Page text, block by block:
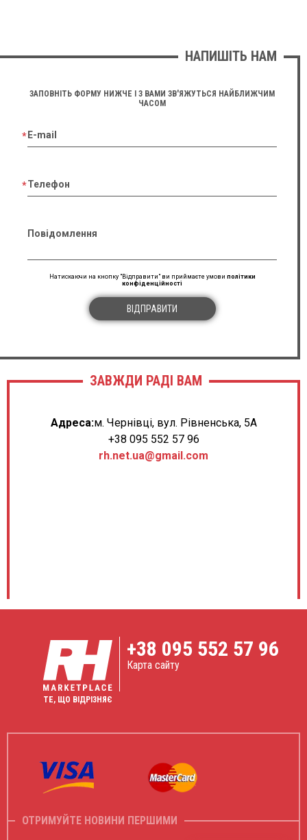
НАПИШІТЬ НАМ
ЗАПОВНІТЬ ФОРМУ НИЖЧЕ І З ВАМИ ЗВ'ЯЖУТЬСЯ НАЙБЛИЖЧИМ
ЧАСОМ
E-mail
Телефон
Повідомлення
Натискаючи на кнопку "Відправити" ви приймаєте умови політики
конфіденційності
ВІДПРАВИТИ
ЗАВЖДИ РАДІ ВАМ
Адреса:м. Чернівці, вул. Рівненська, 5А
+38 095 552 57 96
rh.net.ua@gmail.com
ТЕ, ЩО ВІДРІЗНЯЄ
+38 095 552 57 96
Карта сайту
ОТРИМУЙТЕ НОВИНИ ПЕРШИМИ